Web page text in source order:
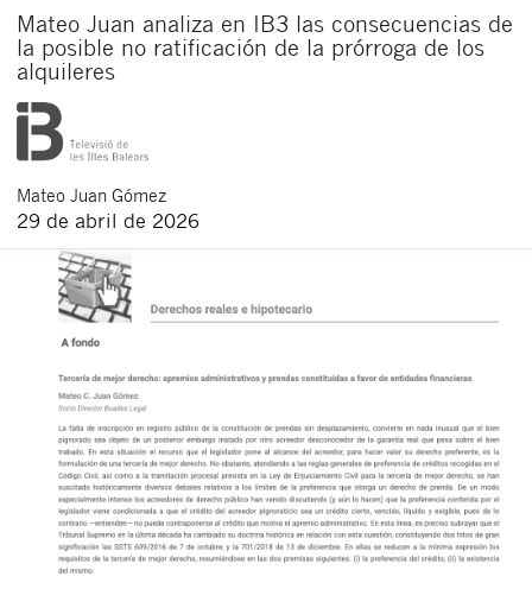
Mateo Juan analiza en IB3 las consecuencias de
la posible no ratificación de la prórroga de los
alquileres
Mateo Juan Gómez
29 de abril de 2026